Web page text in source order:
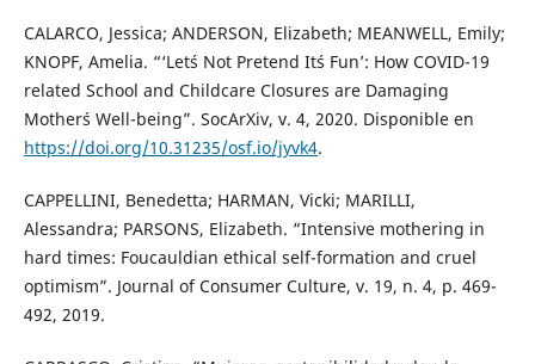
CALARCO, Jessica; ANDERSON, Elizabeth; MEANWELL, Emily;
KNOPF, Amelia. “‘Let´s Not Pretend It´s Fun’: How COVID-19
related School and Childcare Closures are Damaging
Mother´s Well-being”. SocArXiv, v. 4, 2020. Disponible en
https://doi.org/10.31235/osf.io/jyvk4.
CAPPELLINI, Benedetta; HARMAN, Vicki; MARILLI,
Alessandra; PARSONS, Elizabeth. “Intensive mothering in
hard times: Foucauldian ethical self-formation and cruel
optimism”. Journal of Consumer Culture, v. 19, n. 4, p. 469-
492, 2019.